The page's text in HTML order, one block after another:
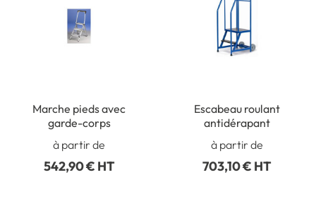
Marche pieds avec
garde-corps
à partir de
542,90 € HT
Escabeau roulant
antidérapant
à partir de
703,10 € HT